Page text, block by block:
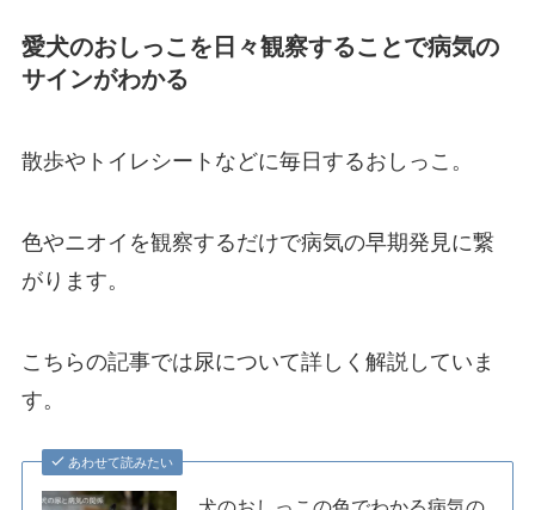
愛犬のおしっこを日々観察することで病気の
サインがわかる
散歩やトイレシートなどに毎日するおしっこ。
色やニオイを観察するだけで病気の早期発見に繋
がります。
こちらの記事では尿について詳しく解説していま
す。
あわせて読みたい